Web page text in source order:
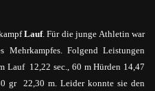
Lauf. Für die junge Athletin war
Mehrkampfes. Folgend Leistungen
Lauf 12,22 sec., 60 m Hürden 14,47
gr22,30 m. Leider konnte sie den